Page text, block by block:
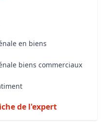
en biens
biens commerciaux
de l'expert